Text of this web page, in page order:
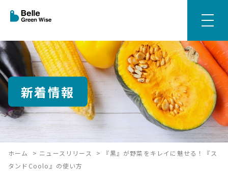
新着情報
ホーム > ニュースリリース >
『黒』が野菜をキレイに魅せる！『ス
タンドCoolo』の使い方